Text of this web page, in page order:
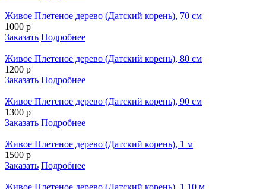
Живое Плетеное дерево (Датский корень), 70 см
1000 р
Заказать Подробнее
Живое Плетеное дерево (Датский корень), 80 см
1200 р
Заказать Подробнее
Живое Плетеное дерево (Датский корень), 90 см
1300 р
Заказать Подробнее
Живое Плетеное дерево (Датский корень), 1 м
1500 р
Заказать Подробнее
Живое Плетеное дерево (Датский корень), 1.10 м